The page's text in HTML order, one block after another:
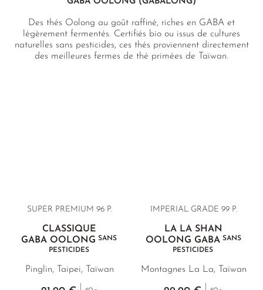
Des thés Oolong au goût raffiné, riches en GABA et
légèrement fermentés. Certifiés bio ou issus de cultures
naturelles sans pesticides, ces thés proviennent directement
des meilleures fermes de thé primées de Taïwan.
SUPER PREMIUM 96 P.
CLASSIQUE
GABA OOLONGSANS
PESTICIDES
Pinglin, Taipei, Taïwan
IMPERIAL GRADE 99 P.
LA LA SHAN
OOLONG GABASANS
PESTICIDES
Montagnes La La, Taïwan